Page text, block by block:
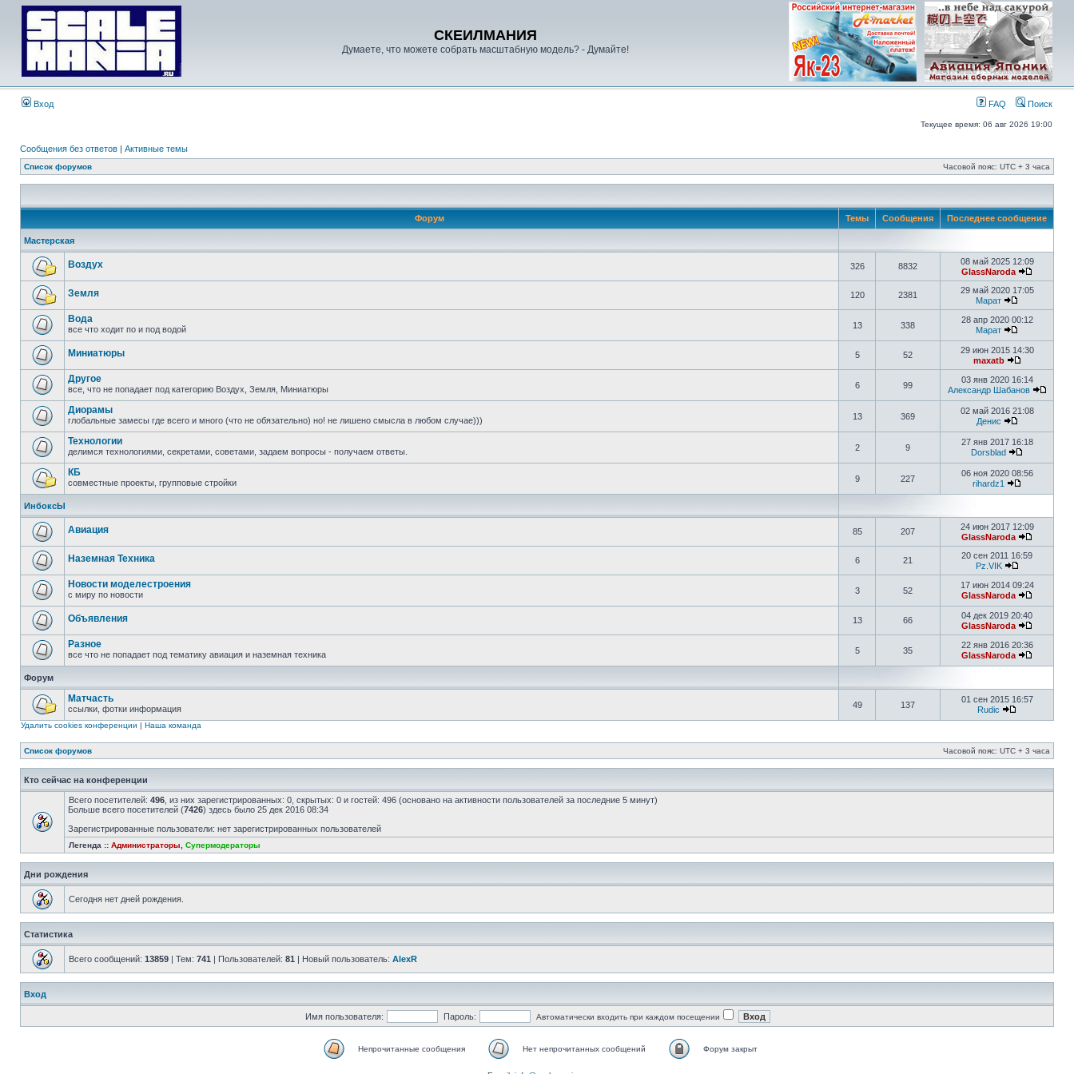
СКЕИЛМАНИЯ
Думаете, что можете собрать масштабную модель? - Думайте!
Вход FAQ Поиск
Текущее время: 06 авг 2026 19:00
Сообщения без ответов | Активные темы
Список форумов Часовой пояс: UTC + 3 часа
Форум Темы Сообщения Последнее сообщение
Мастерская
Воздух 326 8832
08 май 2025 12:09
GlassNaroda
Земля 120 2381
29 май 2020 17:05
Марат
Вода
все что ходит по и под водой 13 338
28 апр 2020 00:12
Марат
Миниатюры 5 52
29 июн 2015 14:30
maxatb
Другое
все, что не попадает под категорию Воздух, Земля, Миниатюры 6 99
03 янв 2020 16:14
Александр Шабанов
Диорамы
глобальные замесы где всего и много (что не обязательно) но! не лишено смысла в любом случае))) 13 369
02 май 2016 21:08
Денис
Технологии
делимся технологиями, секретами, советами, задаем вопросы - получаем ответы. 2 9
27 янв 2017 16:18
Dorsblad
КБ
совместные проекты, групповые стройки 9 227
06 ноя 2020 08:56
rihardz1
ИнбоксЫ
Авиация 85 207
24 июн 2017 12:09
GlassNaroda
Наземная Техника 6 21
20 сен 2011 16:59
Pz.VIK
Новости моделестроения
с миру по новости 3 52
17 июн 2014 09:24
GlassNaroda
Объявления 13 66
04 дек 2019 20:40
GlassNaroda
Разное
все что не попадает под тематику авиация и наземная техника 5 35
22 янв 2016 20:36
GlassNaroda
Форум
Матчасть
ссылки, фотки информация 49 137
01 сен 2015 16:57
Rudic
Удалить cookies конференции | Наша команда
Список форумов Часовой пояс: UTC + 3 часа
Кто сейчас на конференции
Всего посетителей: 496 , из них зарегистрированных: 0, скрытых: 0 и гостей: 496 (основано на активности пользователей за последние 5 минут)
Больше всего посетителей (7426) здесь было 25 дек 2016 08:34
Зарегистрированные пользователи: нет зарегистрированных пользователей
Легенда :: Администраторы Супермодераторы
Дни рождения
Сегодня нет дней рождения.
Статистика
Всего сообщений: 13859 | Тем: 741 | Пользователей: 81 | Новый пользователь: AlexR
Вход
Имя пользователя: Пароль: Автоматически входить при каждом посещении
Непрочитанные сообщения Нет непрочитанных сообщений Форум закрыт